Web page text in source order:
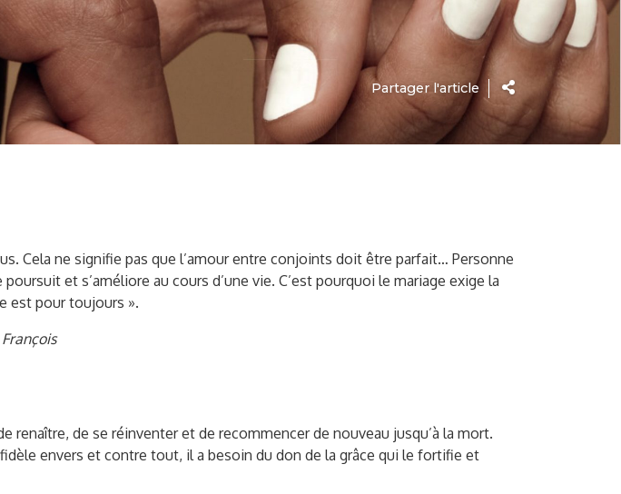
Partager l'article
Cela ne signifie pas que l’amour entre conjoints doit être parfait… Personne
et s’améliore au cours d’une vie. C’est pourquoi le mariage exige la
est pour toujours ».
renaître, de se réinventer et de recommencer de nouveau jusqu’à la mort.
envers et contre tout, il a besoin du don de la grâce qui le fortifie et